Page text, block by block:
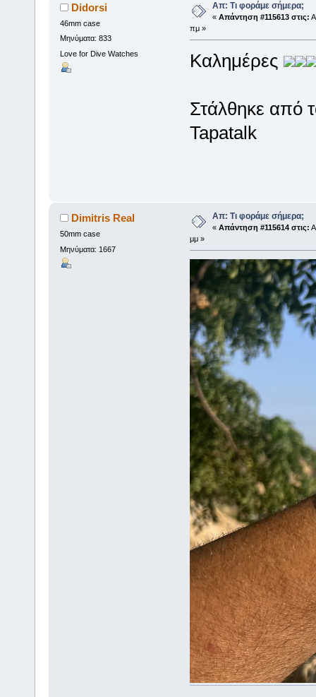
Didorsi
46mm case
Μηνύματα: 833
Love for Dive Watches
Απ: Τι φοράμε σήμερα;
« Απάντηση #115613 στις:
πμ »
Καλημέρες
Στάλθηκε από
Tapatalk
Dimitris Real
50mm case
Μηνύματα: 1667
Απ: Τι φοράμε σήμερα;
« Απάντηση #115614 στις:
μμ »